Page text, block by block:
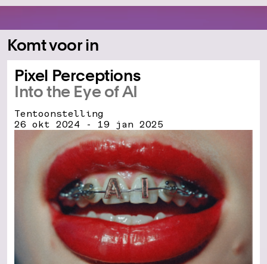
Komt voor in
Pixel Perceptions
Into the Eye of AI
Tentoonstelling
26 okt 2024 - 19 jan 2025